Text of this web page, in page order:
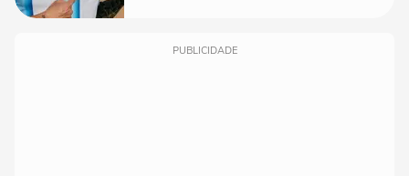
PUBLICIDADE